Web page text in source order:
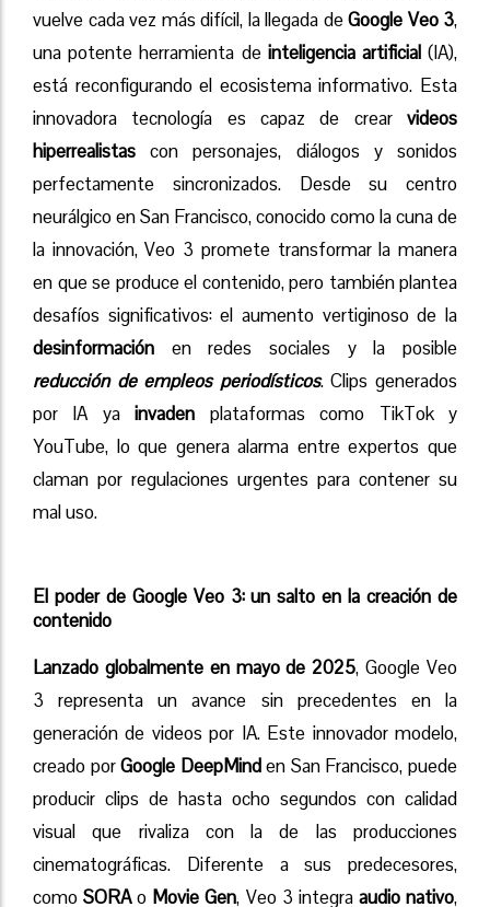
vuelve cada vez más difícil, la llegada deGoogle Veo 3,
una potente herramienta de inteligencia artificial(IA),
está reconfigurando el ecosistema informativo. Esta
innovadora tecnología es capaz de crear videos
hiperrealistas con personajes, diálogos y sonidos
perfectamente sincronizados. Desde su centro
neurálgico en San Francisco, conocido como la cuna de
la innovación, Veo 3 promete transformar la manera
en que se produce el contenido, pero también plantea
desafíos significativos: el aumento vertiginoso de la
desinformación en redes sociales y la posible
reducción de empleos periodísticos. Clips generados
por IA yainvaden plataformas como TikTok y
YouTube, lo que genera alarma entre expertos que
claman por regulaciones urgentes para contener su
mal uso.
El poder de Google Veo 3: un salto en la creación de
contenido
Lanzado globalmente en mayo de 2025, Google Veo
3 representa un avance sin precedentes en la
generación de videos por IA. Este innovador modelo,
creado porGoogle DeepMinden San Francisco, puede
producir clips de hasta ocho segundos con calidad
visual que rivaliza con la de las producciones
cinematográficas. Diferente a sus predecesores,
comoSORAo Movie Gen, Veo 3 integra audio nativo,